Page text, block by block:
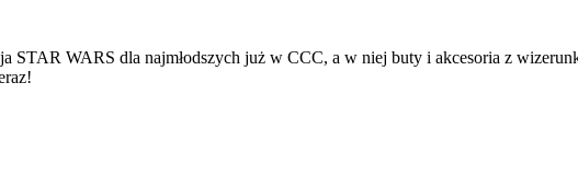
WARS dla najmłodszych już w CCC, a w niej buty i akcesoria z